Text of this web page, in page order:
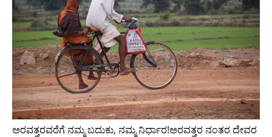
ಅರವತ್ತರವರೆಗೆ ನಮ್ಮ ಬದುಕು, ನಮ್ಮ ನಿರ್ಧಾರ!ಅರವತ್ತರ ನಂತರ ದೇವರ